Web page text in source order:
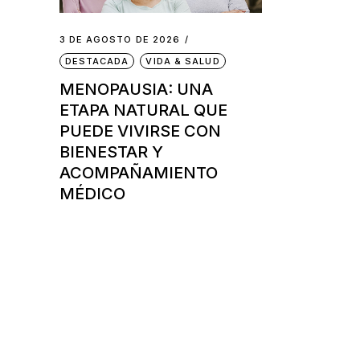
3 DE AGOSTO DE 2026
DESTACADA
VIDA & SALUD
MENOPAUSIA: UNA
ETAPA NATURAL QUE
PUEDE VIVIRSE CON
BIENESTAR Y
ACOMPAÑAMIENTO
MÉDICO